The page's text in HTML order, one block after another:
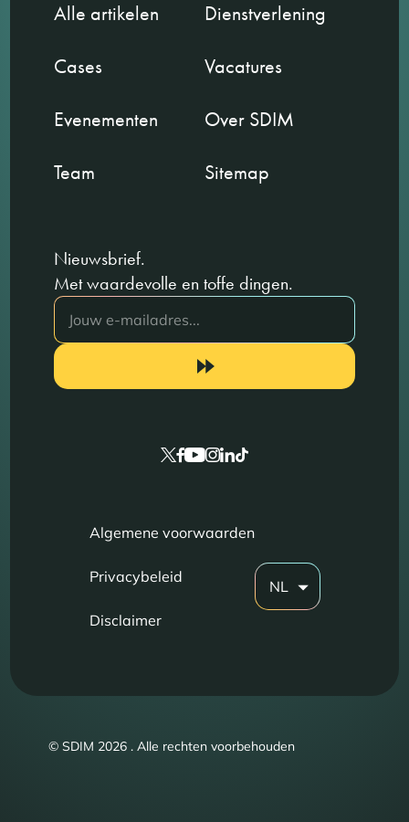
Alle artikelen
Dienstverlening
Cases
Vacatures
Evenementen
Over SDIM
Team
Sitemap
Nieuwsbrief.
Met waardevolle en toffe dingen.
Algemene voorwaarden
Privacybeleid
Disclaimer
NL
© SDIM 2026 . Alle rechten voorbehouden